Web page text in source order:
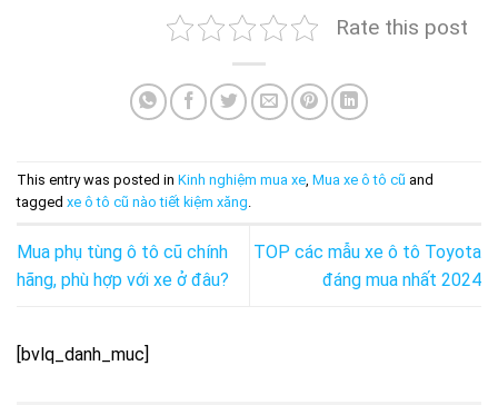
Rate this post
This entry was posted in Kinh nghiệm mua xe, Mua xe ô tô cũ and
tagged xe ô tô cũ nào tiết kiệm xăng.
Mua phụ tùng ô tô cũ chính
hãng, phù hợp với xe ở đâu?
TOP các mẫu xe ô tô Toyota
đáng mua nhất 2024
[bvlq_danh_muc]